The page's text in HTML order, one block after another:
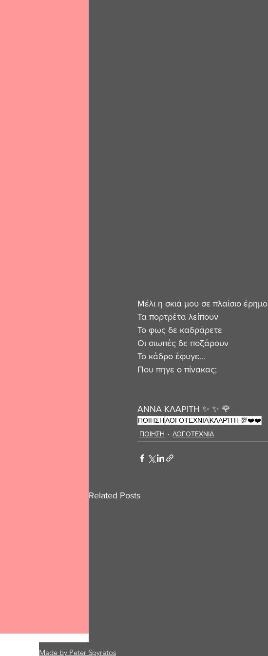
Μέλι η σκιά μου σε πλαίσιο έρημο
Τα πορτρέτα λείπουν
Το φως δε καδράρετε
Οι σιωπές δε ποζάρουν
Το κάδρο έφυγε…
Που πηγε ο πίνακας;
ΑΝΝΑ ΚΛΑΡΙΤΗ ✨ ✨ 🌹
ΠΟΙΗΣΗΛΟΓΟΤΕΧΝΙΑΚΛΑΡΊΤΗ 💯❤️❤️
ΠΟΙΗΣΗ ΛΟΓΟΤΕΧΝΙΑ
Related Posts
Comments
Made by Peter Spyratos